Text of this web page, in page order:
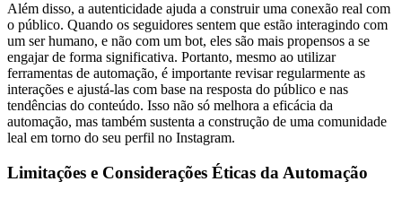
Além disso, a autenticidade ajuda a construir uma conexão real com
o público. Quando os seguidores sentem que estão interagindo com
um ser humano, e não com um bot, eles são mais propensos a se
engajar de forma significativa. Portanto, mesmo ao utilizar
ferramentas de automação, é importante revisar regularmente as
interações e ajustá-las com base na resposta do público e nas
tendências do conteúdo. Isso não só melhora a eficácia da
automação, mas também sustenta a construção de uma comunidade
leal em torno do seu perfil no Instagram.
Limitações e Considerações Éticas da Automação